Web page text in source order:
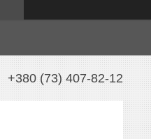
+380 (73) 407-82-12